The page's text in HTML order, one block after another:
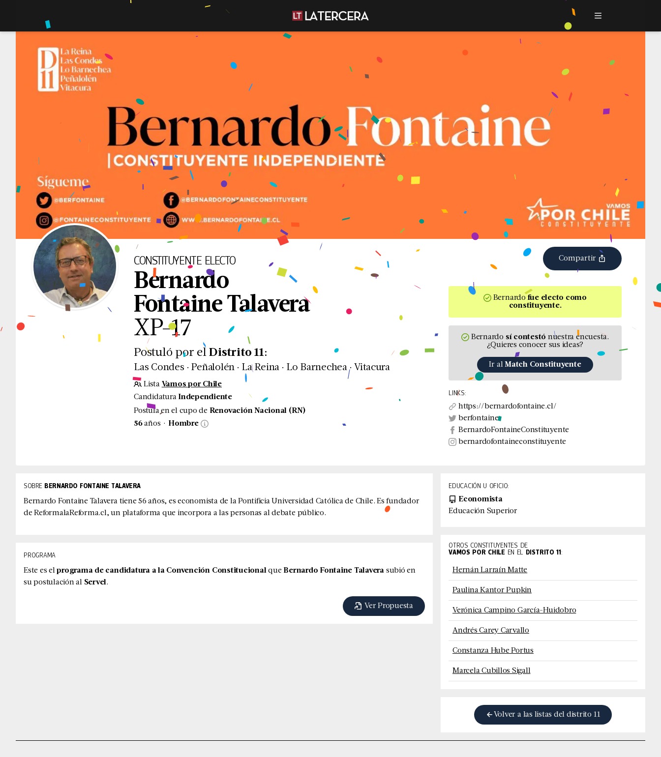
CONSTITUYENTE ELECTO
Bernardo
Fontaine Talavera
XP-17
Postuló por elDistrito11:
Las Condes . Peñalolén . La Reina . Lo Barnechea . Vitacura
Lista Vamos por Chile
Candidatura Independiente
Postula en el cupo de Renovación Nacional (RN)
56años . Hombre
Compartir
Bernardo fue electo como
constituyente.
Bernardo sí contestó nuestra encuesta.
¿Quieres conocer sus ideas?
Ir alMatch Constituyente
LINKS:
https://bernardofontaine.cl/
berfontaine
BernardoFontaineConstituyente
bernardofontaineconstituyente
SOBRE BERNARDO FONTAINE TALAVERA
Bernardo Fontaine Talavera tiene 56 años, es economista de la Pontificia Universidad Católica de Chile. Es fundador
de ReformalaReforma.cl, un plataforma que incorpora a las personas al debate público.
PROGRAMA
Este es el programa de candidatura a la Convención Constitucional que Bernardo Fontaine Talavera subió en
su postulación al Servel.
Ver Propuesta
EDUCACIÓN U OFICIO:
Economista
Educación Superior
OTROS CONSTITUYENTES DE
VAMOS POR CHILE EN EL DISTRITO11:
Hernán Larraín Matte
Paulina Kantor Pupkin
Verónica Campino García-Huidobro
Andrés Carey Carvallo
Constanza Hube Portus
Marcela Cubillos Sigall
Volver a las listas del distrito 11